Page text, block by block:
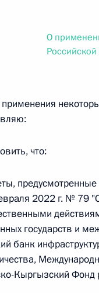
изменений в
в Российской
закон от
изменений в
года
О
что:
2022 г. № 79
государств и
банк
Кыргызский Фонд